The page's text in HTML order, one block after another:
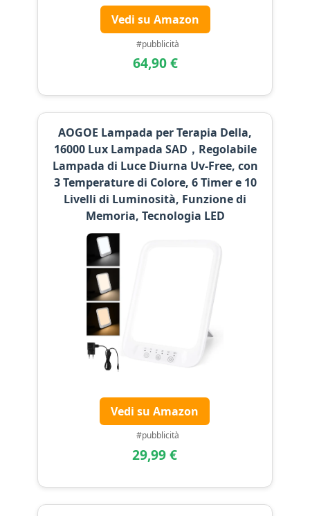
Vedi su Amazon
#pubblicità
64,90 €
AOGOE Lampada per Terapia Della,
16000 Lux Lampada SAD，Regolabile
Lampada di Luce Diurna Uv-Free, con
3 Temperature di Colore, 6 Timer e 10
Livelli di Luminosità, Funzione di
Memoria, Tecnologia LED
Vedi su Amazon
#pubblicità
29,99 €